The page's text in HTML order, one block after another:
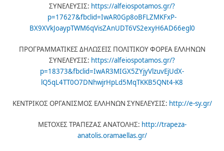
ΣΥΝΕΛΕΥΣΙΣ: https://alfeiospotamos.gr/?
p=17627&fbclid=IwAR0Gp8oBFLZMKFxP-
BX9XVkJoaypTWM6qVisZAnUDT6VS2exyH6AD66egl0
ΠΡΟΓΡΑΜΜΑΤΙΚΕΣ ΔΗΛΩΣΕΙΣ ΠΟΛΙΤΙΚΟΥ ΦΟΡΕΑ ΕΛΛΗΝΩΝ
ΣΥΝΕΛΕΥΣΙΣ: https://alfeiospotamos.gr/?
p=18373&fbclid=IwAR3MIGX5ZYjyVlzuvEjUdX-
lQ5qL4TT0O7DNhwjrHpLd5MqTKKB5QNt4-K8
ΚΕΝΤΡΙΚΟΣ ΟΡΓΑΝΙΣΜΟΣ ΕΛΛΗΝΩΝ ΣΥΝΕΛΕΥΣΙΣ: http://e-sy.gr/
ΜΕΤΟΧΕΣ ΤΡΑΠΕΖΑΣ ΑΝΑΤΟΛΗΣ: http://trapeza-
anatolis.oramaellas.gr/